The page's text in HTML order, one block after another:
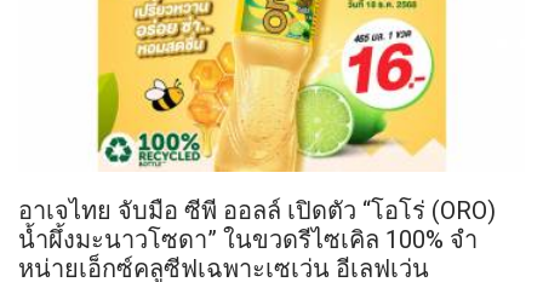
อาเจไทย จับมือ ซีพี ออลล์ เปิดตัว “โอโร่ (ORO)
น้ำผึ้งมะนาวโซดา” ในขวดรีไซเคิล 100% จำ
หน่ายเอ็กซ์คลูซีฟเฉพาะเซเว่น อีเลฟเว่น